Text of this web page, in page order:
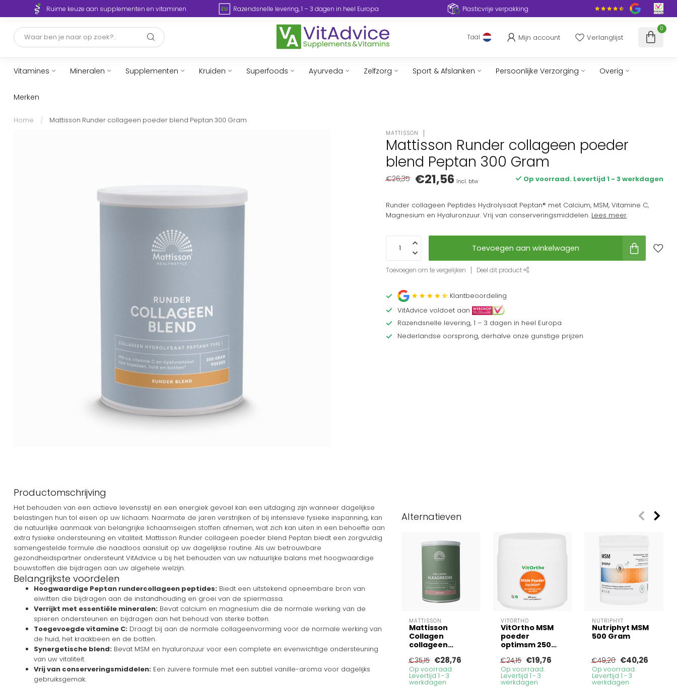
Ruime keuze aan supplementen en vitaminen Razendsnelle levering, 1 – 3 dagen in heel Europa Plasticvrije verpakking
Taal Mijn account Verlanglijst
0
Vitamines Mineralen Supplementen Kruiden Superfoods Ayurveda Zelfzorg Sport & Afslanken Persoonlijke Verzorging Overig
Merken
Home / Mattisson Runder collageen poeder blend Peptan 300 Gram
MATTISSON
Mattisson Runder collageen poeder
blend Peptan 300 Gram
€26,35 €21,56 Incl. btw Op voorraad. Levertijd 1 - 3 werkdagen
Runder collageen Peptides Hydrolysaat Peptan® met Calcium, MSM, Vitamine C,
Magnesium en Hyaluronzuur. Vrij van conserveringsmiddelen. Lees meer.
Toevoegen aan winkelwagen
Toevoegen om te vergelijken Deel dit product
Klantbeoordeling
VitAdvice voldoet aan
Razendsnelle levering, 1 – 3 dagen in heel Europa
Nederlandse oorsprong, derhalve onze gunstige prijzen
Productomschrijving
Het behouden van een actieve levensstijl en een energiek gevoel kan een uitdaging zijn wanneer dagelijkse
belastingen hun tol eisen op uw lichaam. Naarmate de jaren verstrijken of bij intensieve fysieke inspanning, kan
de natuurlijke aanmaak van belangrijke lichaamseigen stoffen afnemen, wat zich kan uiten in een behoefte aan
extra fysieke ondersteuning en vitaliteit. Mattisson Runder collageen poeder blend Peptan biedt een zorgvuldig
samengestelde formule die naadloos aansluit op uw dagelijkse routine. Als uw betrouwbare
gezondheidspartner ondersteunt VitAdvice u bij het behouden van uw natuurlijke balans met hoogwaardige
bouwstoffen die bijdragen aan uw algehele welzijn.
Belangrijkste voordelen
Hoogwaardige Peptan rundercollageen peptides: Biedt een uitstekend opneembare bron van
eiwitten die bijdragen aan de instandhouding en groei van de spiermassa.
Verrijkt met essentiële mineralen: Bevat calcium en magnesium die de normale werking van de
spieren ondersteunen en bijdragen aan het behoud van sterke botten.
Toegevoegde vitamine C: Draagt bij aan de normale collageenvorming voor de normale werking van
de huid, het kraakbeen en de botten.
Synergetische blend: Bevat MSM en hyaluronzuur voor een complete en evenwichtige ondersteuning
van uw vitaliteit.
Vrij van conserveringsmiddelen: Een zuivere formule met een subtiel vanille-aroma voor dagelijks
gebruiksgemak.
Alternatieven
MATTISSON
Mattisson
Collagen
collageen
poeder 300
Gram
€35,15 €28,76
Op voorraad.
Levertijd 1 - 3
werkdagen
VITORTHO
VitOrtho MSM
poeder
optimsm 250
€24,15 €19,76
Op voorraad.
Levertijd 1 - 3
werkdagen
NUTRIPHYT
Nutriphyt MSM
500 Gram
€49,20 €40,26
Op voorraad.
Levertijd 1 - 3
werkdagen